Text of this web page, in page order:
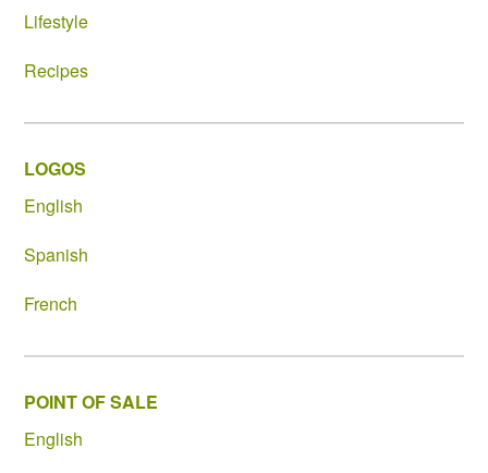
Lifestyle
Recipes
LOGOS
English
Spanish
French
POINT OF SALE
English